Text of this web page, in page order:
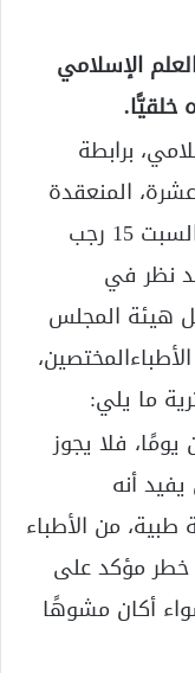
الإسلامي
برابطة
المنعقدة
بمكة المكرمة، في الفترة من يوم السبت 15 رجب
يوم السبت 22 رجب 1410قد نظر في
هيئة المجلس
ما يلي:
فلا يجوز
أنه
طبية، من الأطباء
خطر مؤكد على
أكان مشوهًا